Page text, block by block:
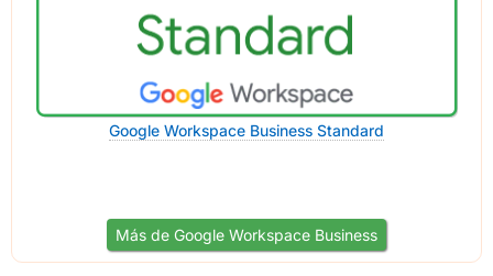
Google Workspace Business Standard
Más de Google Workspace Business